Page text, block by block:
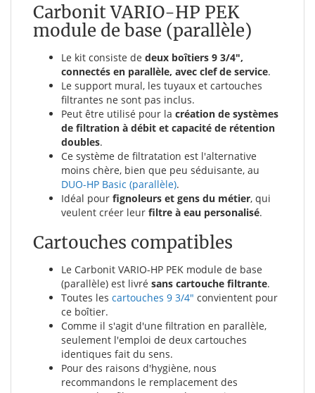
Carbonit VARIO-HP PEK
module de base (parallèle)
Le kit consiste de deux boîtiers 9 3/4",
connectés en parallèle, avec clef de service.
Le support mural, les tuyaux et cartouches
filtrantes ne sont pas inclus.
Peut être utilisé pour la création de systèmes
de filtration à débit et capacité de rétention
doubles.
Ce système de filtratation est l'alternative
moins chère, bien que peu séduisante, au
DUO-HP Basic (parallèle).
Idéal pour fignoleurs et gens du métier, qui
veulent créer leur filtre à eau personalisé.
Cartouches compatibles
Le Carbonit VARIO-HP PEK module de base
(parallèle) est livré sans cartouche filtrante.
Toutes les cartouches 9 3/4" convientent pour
ce boîtier.
Comme il s'agit d'une filtration en parallèle,
seulement l'emploi de deux cartouches
identiques fait du sens.
Pour des raisons d'hygiène, nous
recommandons le remplacement des